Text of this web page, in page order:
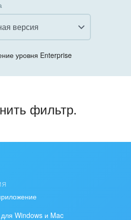
версия
уровня Enterprise
фильтр.
Windows и Mac